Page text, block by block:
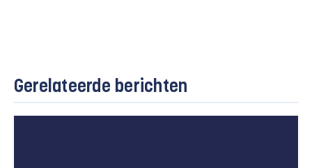
Gerelateerde berichten